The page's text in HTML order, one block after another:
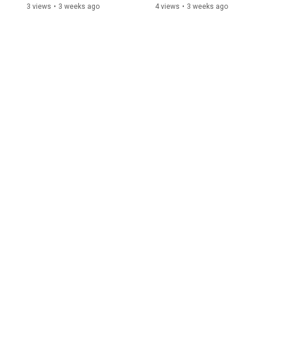
guidare il cammino della
3 views • 3 weeks ago
guarda al futuro
4 views • 3 weeks ago